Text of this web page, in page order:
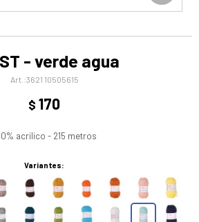
- verde agua
3621 10505615
$ 170
acrilico - 215 metros
Variantes: